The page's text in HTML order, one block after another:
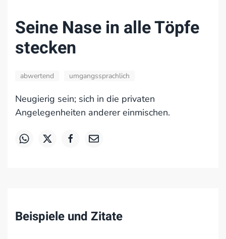
Seine Nase in alle Töpfe
stecken
abwertend umgangssprachlich
Neugierig sein; sich in die privaten
Angelegenheiten anderer einmischen.
Beispiele und Zitate